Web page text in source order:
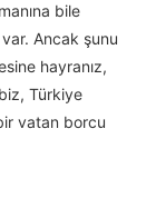
bile
var. Ancak şunu
hayranız,
Türkiye
vatan borcu